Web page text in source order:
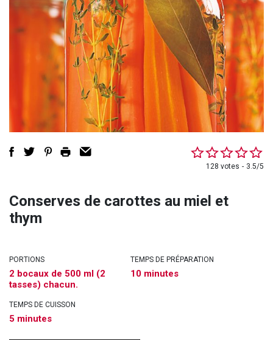
128 votes 3.5/5
Conserves de carottes au miel et
thym
PORTIONS
2 bocaux de 500 ml (2
tasses) chacun.
TEMPS DE PRÉPARATION
10 minutes
TEMPS DE CUISSON
5 minutes